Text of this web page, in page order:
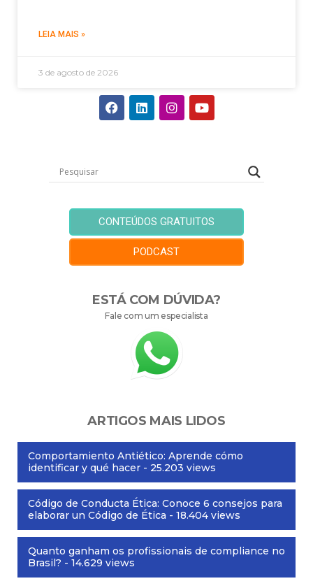
LEIA MAIS »
3 de agosto de 2026
CONTEÚDOS GRATUITOS
PODCAST
ESTÁ COM DÚVIDA?
Fale com um especialista
ARTIGOS MAIS LIDOS
Comportamiento Antiético: Aprende cómo
identificar y qué hacer - 25.203 views
Código de Conducta Ética: Conoce 6 consejos para
elaborar un Código de Ética - 18.404 views
Quanto ganham os profissionais de compliance no
Brasil? - 14.629 views